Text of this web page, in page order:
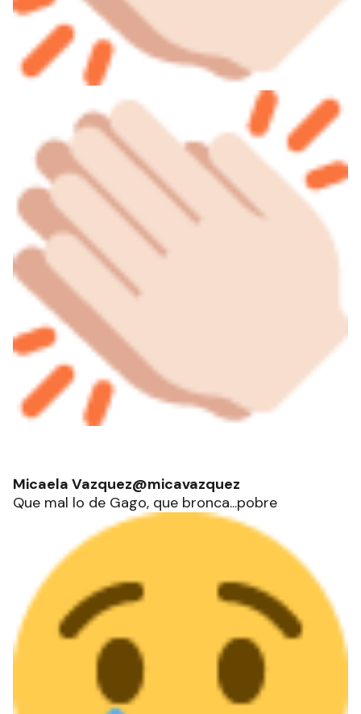
Micaela Vazquez@micavazquez
Que mal lo de Gago, que bronca...pobre